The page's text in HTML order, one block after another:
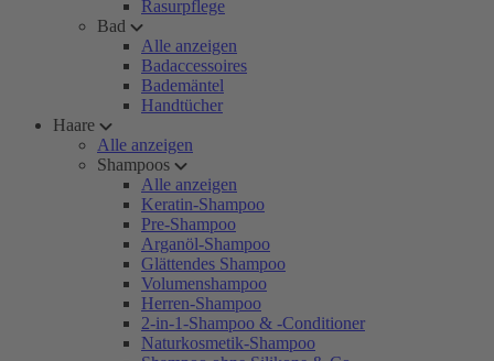
Rasurpflege
Bad
Alle anzeigen
Badaccessoires
Bademäntel
Handtücher
Haare
Alle anzeigen
Shampoos
Alle anzeigen
Keratin-Shampoo
Pre-Shampoo
Arganöl-Shampoo
Glättendes Shampoo
Volumenshampoo
Herren-Shampoo
2-in-1-Shampoo & -Conditioner
Naturkosmetik-Shampoo